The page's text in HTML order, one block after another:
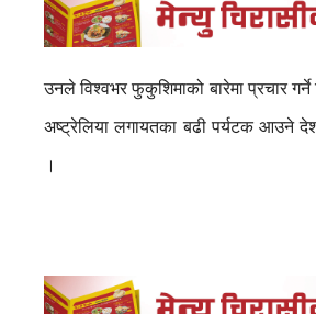
उनले विश्वभर फुकुशिमाको बारेमा प्रचार
अष्ट्रेलिया लगायतका बढी पर्यटक आउने
।